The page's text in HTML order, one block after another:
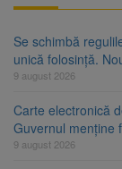
Se schimbă
unică folosință.
9 august 2026
Carte electronică
Guvernul menține
9 august 2026